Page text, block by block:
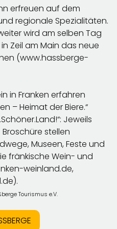
erfreuen auf dem
regionale Spezialitäten.
wird am selben Tag
Zeil am Main das neue
(www.hassberge-
in Franken erfahren
– Heimat der Biere.“
Jeweils
stellen
Museen, Feste und
fränkische Wein- und
weinland.de,
).
Tourismus e.V.